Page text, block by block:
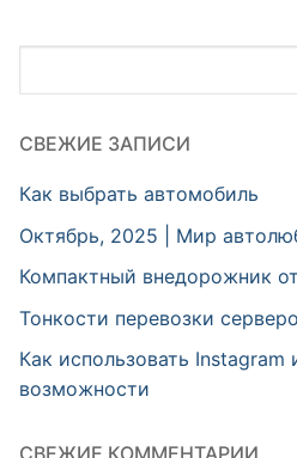
СВЕЖИЕ ЗАПИСИ
Как выбрать автомобиль
Октябрь, 2025 | Мир
Компактный внедорожник
Тонкости перевозки
Как использовать Instagram
возможности